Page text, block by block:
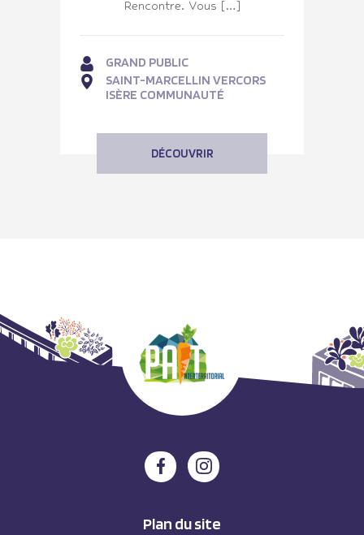
Rencontre. Vous […]
GRAND PUBLIC
SAINT-MARCELLIN VERCORS
ISÈRE COMMUNAUTÉ
DÉCOUVRIR
Plan du site